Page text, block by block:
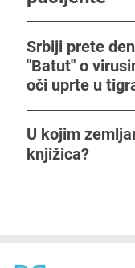
Srbiji prete
"Batut" o
oči uprte u
U kojim
knjižica?